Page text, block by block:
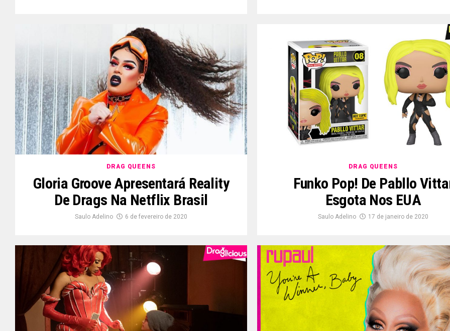
DRAG QUEENS
Gloria Groove Apresentará Reality
De Drags Na Netflix Brasil
Saulo Adelino 6 de fevereiro de 2020
DRAG QUEENS
Funko Pop! De Pabllo
Esgota Nos EUA
Saulo Adelino 17 de janeiro de 2020